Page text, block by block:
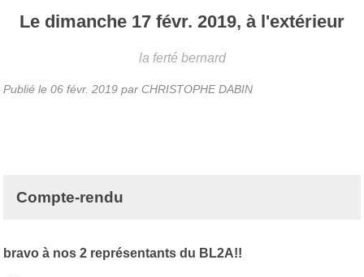
Le dimanche 17 févr. 2019, à l'extérieur
la ferté bernard
Publié le 06 févr. 2019 par CHRISTOPHE DABIN
Compte-rendu
bravo à nos 2 représentants du BL2A!!